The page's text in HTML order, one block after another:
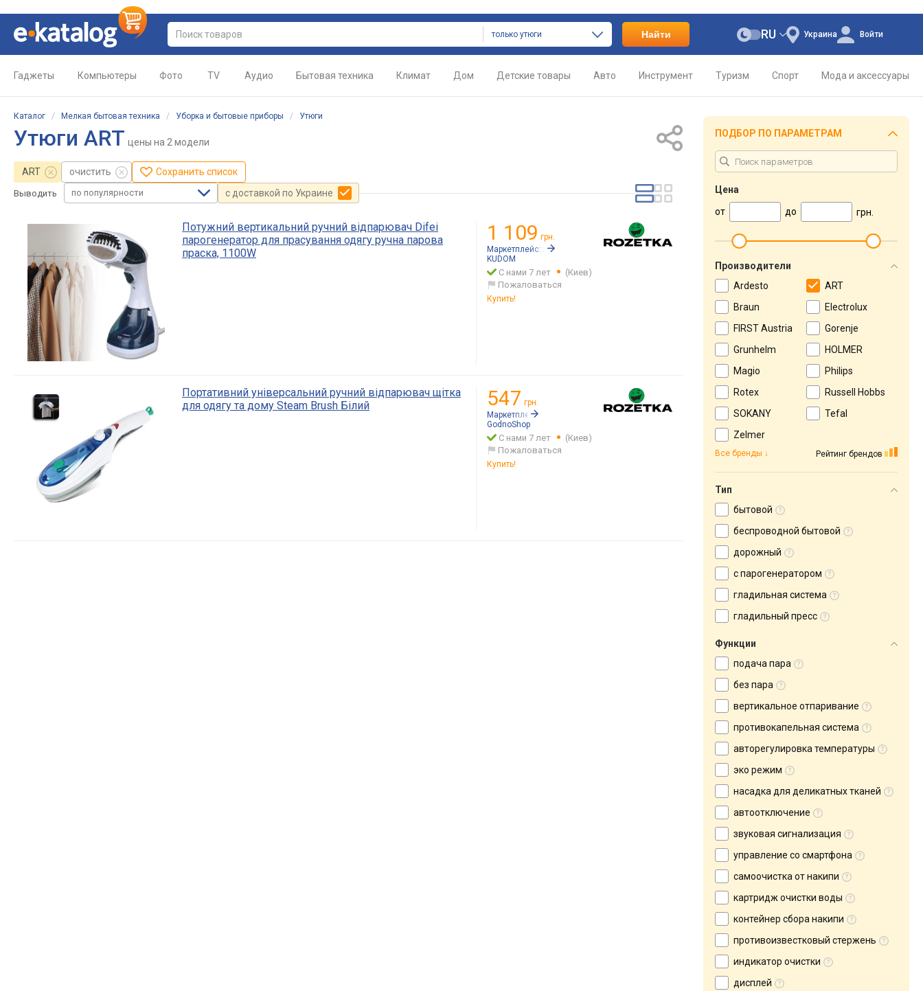
только утюги Найти Украина
RU Войти
Гаджеты Компьютеры Фото TV Аудио Бытовая техника Климат Дом Детские товары Авто Инструмент Туризм Спорт Мода и аксессуары
Каталог / Мелкая бытовая техника / Уборка и бытовые приборы / Утюги
Утюги ART цены на 2 модели
ART очистить Сохранить список
Выводить по популярности с доставкой по Украине
Потужний вертикальний ручний відпарювач Difei
парогенератор для прасування одягу ручна парова
праска, 1100W
1 109 грн.
Маркетплейс:
Rozetka.ua
KUDOM
С нами 7 лет
(Киев)
Пожаловаться
Купить!
Портативний універсальний ручний відпарювач щітка
для одягу та дому Steam Brush Білий
547 грн.
Маркетплейс:
GodnoShop
С нами 7 лет
(Киев)
Пожаловаться
Купить!
ПОДБОР ПО ПАРАМЕТРАМ
Цена
от
до грн.
Производители
Ardesto
ART
Braun
Electrolux
FIRST Austria
Gorenje
Grunhelm
HOLMER
Magio
Philips
Rotex
Russell Hobbs
SOKANY
Tefal
Zelmer
Рейтинг брендов
Все бренды
Тип
бытовой
беспроводной бытовой
дорожный
с парогенератором
гладильная система
гладильный пресс
Функции
подача пара
без пара
вертикальное отпаривание
противокапельная система
авторегулировка температуры
эко режим
насадка для деликатных тканей
автоотключение
звуковая сигнализация
управление со смартфона
самоочистка от накипи
картридж очистки воды
контейнер сбора накипи
противоизвестковый стержень
индикатор очистки
дисплей